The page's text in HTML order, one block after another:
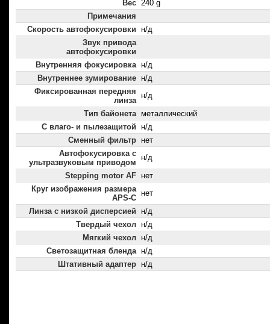
Вес 240 g
Примечания
Скорость автофокусировки н/д
Звук привода
автофокусировки
Внутренняя фокусировка н/д
Внутреннее зумирование н/д
Фиксированная передняя
линза
н/д
Тип байонета металлический
С влаго- и пылезащитой н/д
Сменный фильтр нет
Автофокусировка с
ультразвуковым приводом
н/д
Stepping motor AF нет
Круг изображения размера
APS-C
нет
Линза с низкой дисперсией
н/д
Твердый чехол н/д
Мягкий чехол н/д
Светозащитная бленда н/д
Штативный адаптер н/д